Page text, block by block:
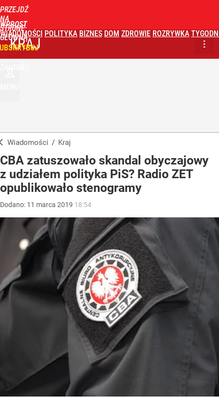
PRZEJDŹ
NA
STRONĘ
GŁÓWNĄ
WPROST
WIADOMOŚCI POLITYKA BIZNES DOM ZDROWIE ROZRYWKA
KRAJ
Wiadomości / Kraj
CBA zatuszowało skandal obyczajowy
z udziałem polityka PiS? Radio ZET
opublikowało stenogramy
Dodano: 11 marca 2019 18:54